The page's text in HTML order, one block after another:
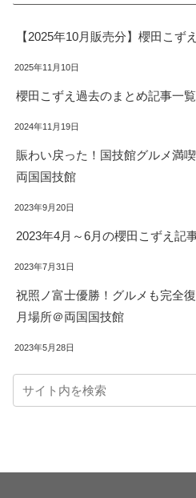
【2025年10月販売分】櫻田こず
2025年11月10日
櫻田こずえ過去のまとめ記事一覧
2024年11月19日
賑わい戻った！国技館グルメ満
両国国技館
2023年9月20日
2023年4月～6月の櫻田こずえ記
2023年7月31日
祝照ノ富士優勝！グルメも完全
月場所＠両国国技館
2023年5月28日